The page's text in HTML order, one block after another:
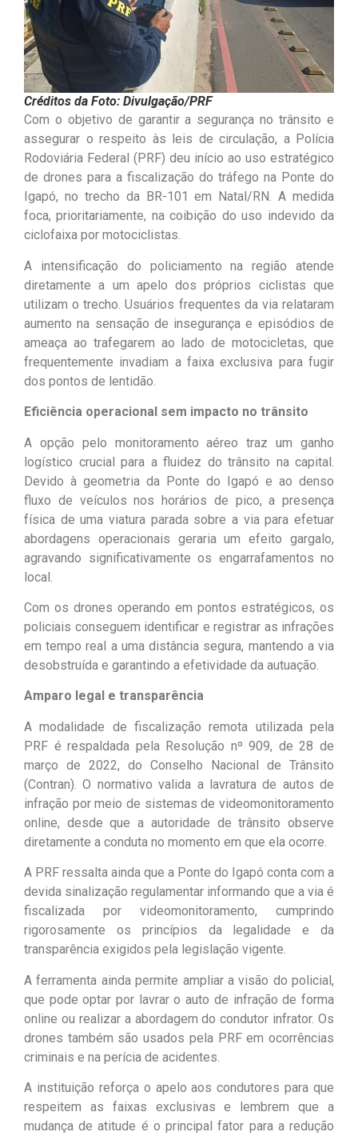
Créditos da Foto: Divulgação/PRF
Com o objetivo de garantir a segurança no trânsito e
assegurar o respeito às leis de circulação, a Polícia
Rodoviária Federal (PRF) deu início ao uso estratégico
de drones para a fiscalização do tráfego na Ponte do
Igapó, no trecho da BR-101 em Natal/RN. A medida
foca, prioritariamente, na coibição do uso indevido da
ciclofaixa por motociclistas.
A intensificação do policiamento na região atende
diretamente a um apelo dos próprios ciclistas que
utilizam o trecho. Usuários frequentes da via relataram
aumento na sensação de insegurança e episódios de
ameaça ao trafegarem ao lado de motocicletas, que
frequentemente invadiam a faixa exclusiva para fugir
dos pontos de lentidão.
Eficiência operacional sem impacto no trânsito
A opção pelo monitoramento aéreo traz um ganho
logístico crucial para a fluidez do trânsito na capital.
Devido à geometria da Ponte do Igapó e ao denso
fluxo de veículos nos horários de pico, a presença
física de uma viatura parada sobre a via para efetuar
abordagens operacionais geraria um efeito gargalo,
agravando significativamente os engarrafamentos no
local.
Com os drones operando em pontos estratégicos, os
policiais conseguem identificar e registrar as infrações
em tempo real a uma distância segura, mantendo a via
desobstruída e garantindo a efetividade da autuação.
Amparo legal e transparência
A modalidade de fiscalização remota utilizada pela
PRF é respaldada pela Resolução nº 909, de 28 de
março de 2022, do Conselho Nacional de Trânsito
(Contran). O normativo valida a lavratura de autos de
infração por meio de sistemas de videomonitoramento
online, desde que a autoridade de trânsito observe
diretamente a conduta no momento em que ela ocorre.
A PRF ressalta ainda que a Ponte do Igapó conta com a
devida sinalização regulamentar informando que a via é
fiscalizada por videomonitoramento, cumprindo
rigorosamente os princípios da legalidade e da
transparência exigidos pela legislação vigente.
A ferramenta ainda permite ampliar a visão do policial,
que pode optar por lavrar o auto de infração de forma
online ou realizar a abordagem do condutor infrator. Os
drones também são usados pela PRF em ocorrências
criminais e na perícia de acidentes.
A instituição reforça o apelo aos condutores para que
respeitem as faixas exclusivas e lembrem que a
mudança de atitude é o principal fator para a redução